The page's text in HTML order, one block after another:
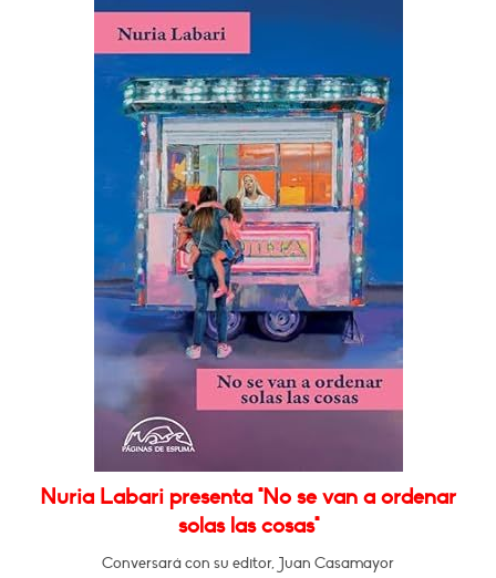
Nuria Labari presenta "No se van a ordenar
solas las cosas"
Conversará con su editor, Juan Casamayor